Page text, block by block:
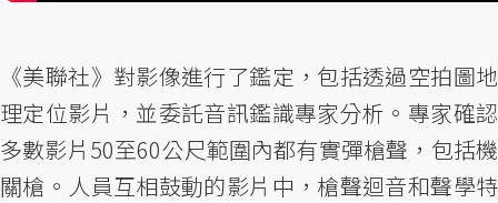
《美聯社》對影像進行了鑑定，包括透過空拍圖地
理定位影片，並委託音訊鑑識專家分析。專家確認
多數影片50至60公尺範圍內都有實彈槍聲，包括機
關槍。人員互相鼓動的影片中，槍聲迴音和聲學特